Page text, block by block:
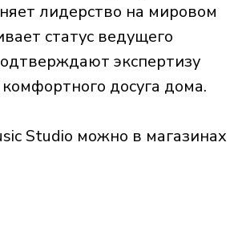
лидерство на мировом
статус ведущего
экспертизу
досуга дома.
Studio можно в магазинах